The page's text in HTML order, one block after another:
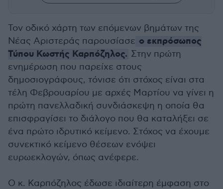
Τον οδικό χάρτη των επόμενων βημάτων της
Νέας Αριστεράς παρουσίασε ο εκπρόσωπος
Τύπου Κωστής Καρπόζηλος. Στην πρώτη
ενημέρωση που παρείχε στους
δημοσιογράφους, τόνισε ότι στόχος είναι στα
τέλη Φεβρουαρίου με αρχές Μαρτίου να γίνει η
πρώτη πανελλαδική συνδιάσκεψη η οποία θα
επισφραγίσει το διάλογο που θα καταλήξει σε
ένα πρώτο ιδρυτικό κείμενο. Στόχος να έχουμε
συνεκτικό κείμενο θέσεων ενόψει
ευρωεκλογών, όπως ανέφερε.
Ο κ. Καρπόζηλος έδωσε ιδιαίτερη έμφαση στο